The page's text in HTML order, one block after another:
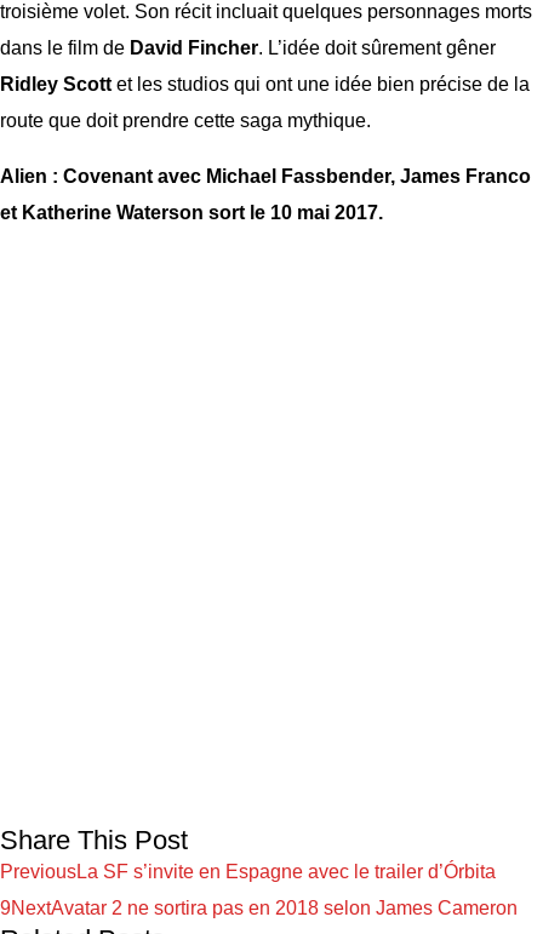
troisième volet. Son récit incluait quelques personnages morts
dans le film de David Fincher. L’idée doit sûrement gêner
Ridley Scott et les studios qui ont une idée bien précise de la
route que doit prendre cette saga mythique.
Alien : Covenant avec Michael Fassbender, James Franco
et Katherine Waterson sort le 10 mai 2017.
Share This Post
PreviousLa SF s’invite en Espagne avec le trailer d’Órbita
9NextAvatar 2 ne sortira pas en 2018 selon James Cameron